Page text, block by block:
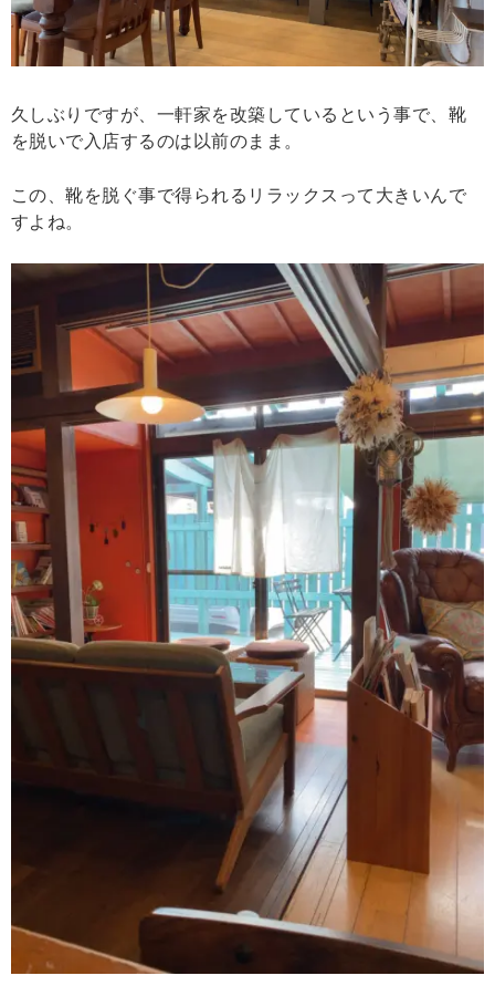
久しぶりですが、一軒家を改築しているという事で、靴
を脱いで入店するのは以前のまま。
この、靴を脱ぐ事で得られるリラックスって大きいんで
すよね。